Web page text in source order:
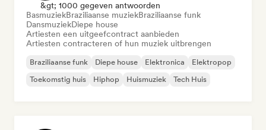
&gt; 1000 gegeven antwoorden
BasmuziekBraziliaanse muziekBraziliaanse funk
DansmuziekDiepe house
Artiesten een uitgeefcontract aanbieden
Artiesten contracteren of hun muziek uitbrengen
Braziliaanse funk Diepe house Elektronica
Elektropop
Toekomstig huis
Hiphop Huismuziek Tech Huis